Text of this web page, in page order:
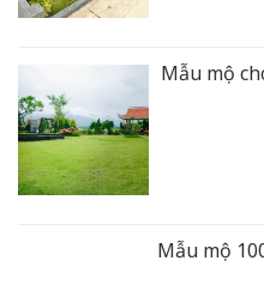
Mẫu mộ
Mẫu mộ